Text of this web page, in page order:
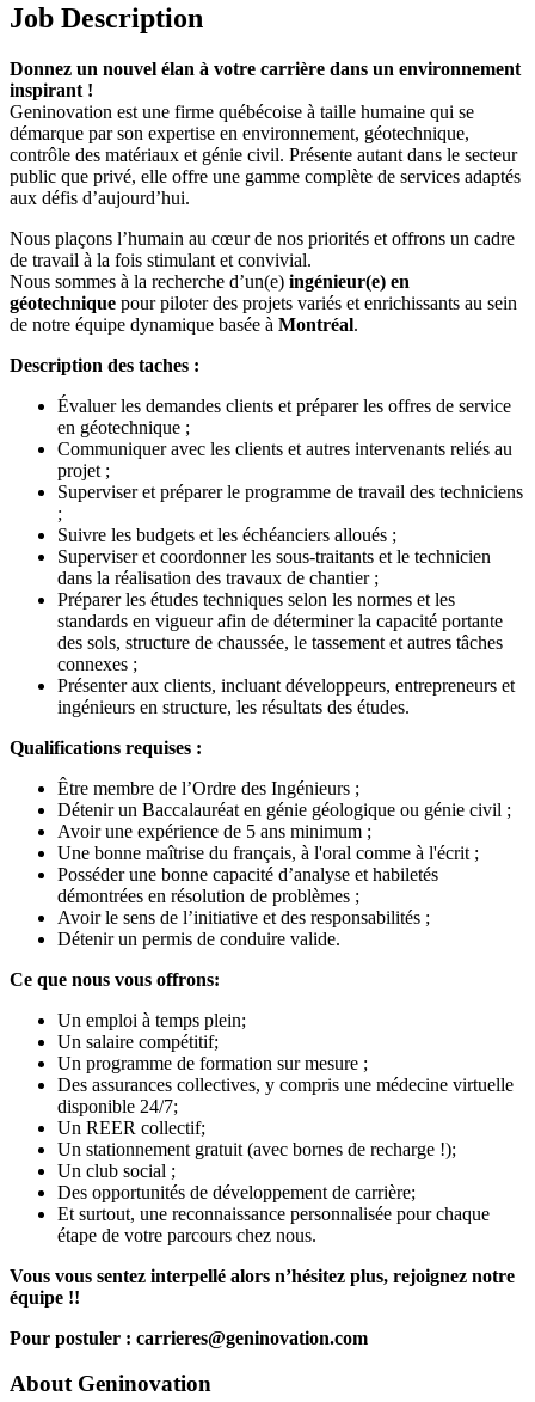
Job Description
Donnez un nouvel élan à votre carrière dans un environnement
inspirant !
Geninovation est une firme québécoise à taille humaine qui se
démarque par son expertise en environnement, géotechnique,
contrôle des matériaux et génie civil. Présente autant dans le secteur
public que privé, elle offre une gamme complète de services adaptés
aux défis d’aujourd’hui.
Nous plaçons l’humain au cœur de nos priorités et offrons un cadre
de travail à la fois stimulant et convivial.
Nous sommes à la recherche d’un(e) ingénieur(e) en
géotechnique pour piloter des projets variés et enrichissants au sein
de notre équipe dynamique basée à Montréal.
Description des taches :
Évaluer les demandes clients et préparer les offres de service
en géotechnique ;
Communiquer avec les clients et autres intervenants reliés au
projet ;
Superviser et préparer le programme de travail des techniciens
;
Suivre les budgets et les échéanciers alloués ;
Superviser et coordonner les sous-traitants et le technicien
dans la réalisation des travaux de chantier ;
Préparer les études techniques selon les normes et les
standards en vigueur afin de déterminer la capacité portante
des sols, structure de chaussée, le tassement et autres tâches
connexes ;
Présenter aux clients, incluant développeurs, entrepreneurs et
ingénieurs en structure, les résultats des études.
Qualifications requises :
Être membre de l’Ordre des Ingénieurs ;
Détenir un Baccalauréat en génie géologique ou génie civil ;
Avoir une expérience de 5 ans minimum ;
Une bonne maîtrise du français, à l'oral comme à l'écrit ;
Posséder une bonne capacité d’analyse et habiletés
démontrées en résolution de problèmes ;
Avoir le sens de l’initiative et des responsabilités ;
Détenir un permis de conduire valide.
Ce que nous vous offrons:
Un emploi à temps plein;
Un salaire compétitif;
Un programme de formation sur mesure ;
Des assurances collectives, y compris une médecine virtuelle
disponible 24/7;
Un REER collectif;
Un stationnement gratuit (avec bornes de recharge !);
Un club social ;
Des opportunités de développement de carrière;
Et surtout, une reconnaissance personnalisée pour chaque
étape de votre parcours chez nous.
Vous vous sentez interpellé alors n’hésitez plus, rejoignez notre
équipe !!
Pour postuler : carrieres@geninovation.com
About Geninovation